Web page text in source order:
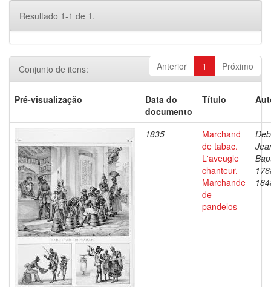
Resultado 1-1 de 1.
Anterior 1 Próximo
Conjunto de itens:
Pré-visualização
Data do
documento
Título
1835
Marchand
de tabac.
L'aveugle
chanteur.
Marchande
de
pandelos